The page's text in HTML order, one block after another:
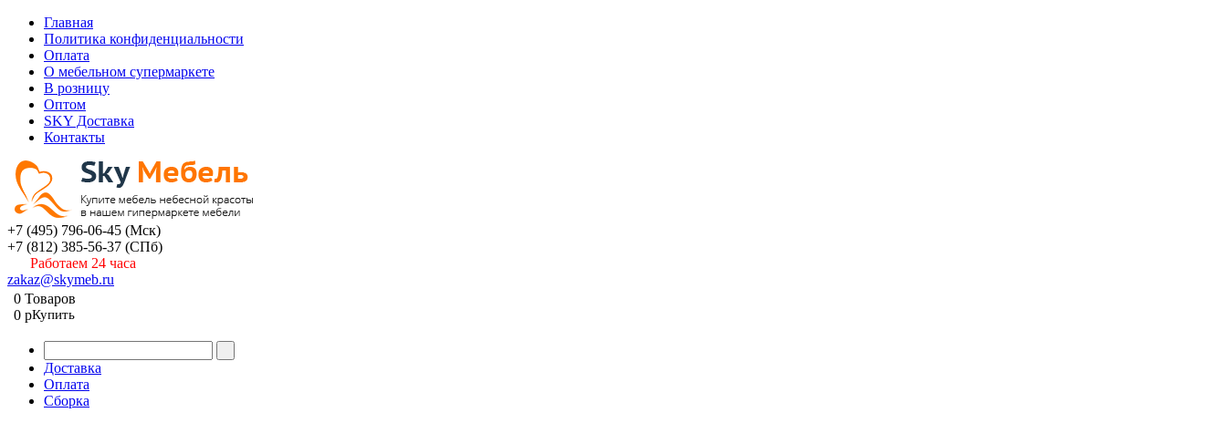
Главная
Политика конфиденциальности
Оплата
О мебельном супермаркете
В розницу
Оптом
SKY Доставка
Контакты
+7 (495) 796-06-45 (Мск)
+7 (812) 385-56-37 (СПб)
Работаем 24 часа
zakaz@skymeb.ru
0 Товаров
0 pКупить
Доставка
Оплата
Сборка